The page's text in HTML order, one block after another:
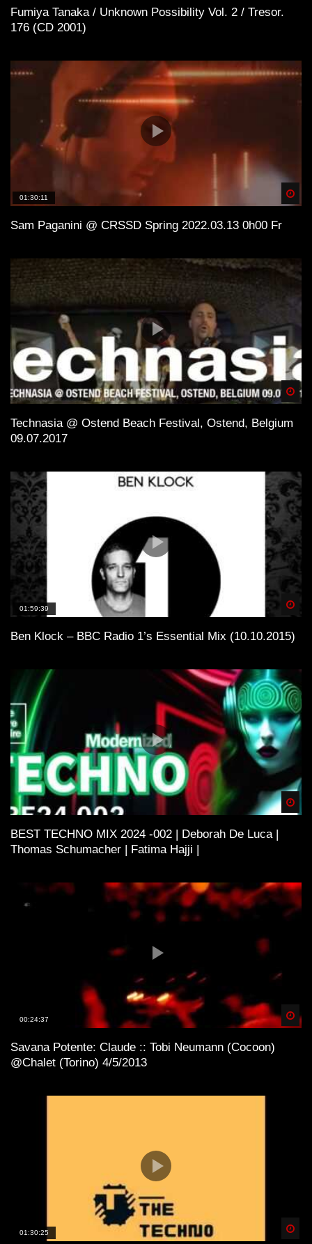
Fumiya Tanaka / Unknown Possibility Vol. 2 / Tresor.
176 (CD 2001)
01:30:11
Sam Paganini @ CRSSD Spring 2022.03.13 0h00 Fr
Technasia @ Ostend Beach Festival, Ostend, Belgium
09.07.2017
01:59:39
Ben Klock – BBC Radio 1’s Essential Mix (10.10.2015)
BEST TECHNO MIX 2024 -002 | Deborah De Luca |
Thomas Schumacher | Fatima Hajji |
00:24:37
Savana Potente: Claude :: Tobi Neumann (Cocoon)
@Chalet (Torino) 4/5/2013
01:30:25